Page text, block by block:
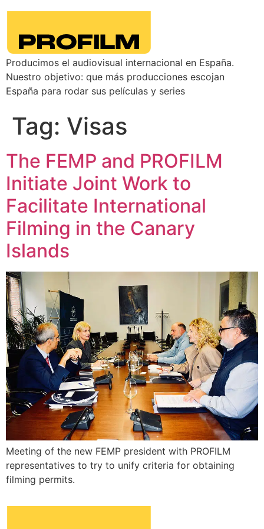
Producimos el audiovisual internacional en España.
Nuestro objetivo: que más producciones escojan
España para rodar sus películas y series
Tag: Visas
The FEMP and PROFILM
Initiate Joint Work to
Facilitate International
Filming in the Canary
Islands
Meeting of the new FEMP president with PROFILM
representatives to try to unify criteria for obtaining
filming permits.